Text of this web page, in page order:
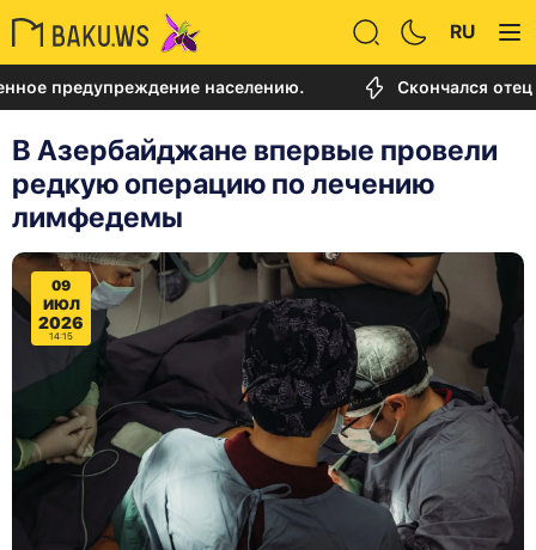
RU
населению. Скончался отец
В Азербайджане впервые провели
редкую операцию по лечению
лимфедемы
09
ИЮЛ
2026
14:15